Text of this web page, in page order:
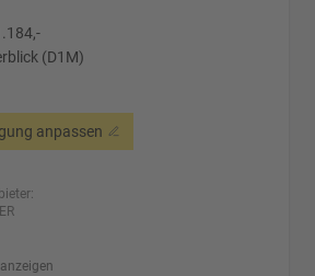
(D1M)
anpassen